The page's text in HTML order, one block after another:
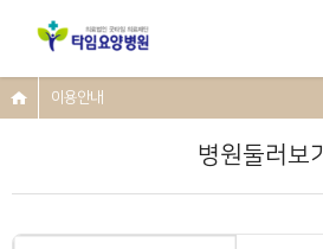
이용안내
병원둘러보기